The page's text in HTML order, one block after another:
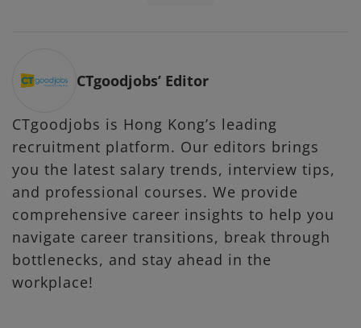
CTgoodjobs’ Editor
CTgoodjobs is Hong Kong’s leading
recruitment platform. Our editors brings
you the latest salary trends, interview tips,
and professional courses. We provide
comprehensive career insights to help you
navigate career transitions, break through
bottlenecks, and stay ahead in the
workplace!